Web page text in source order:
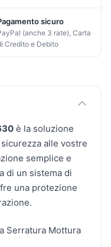
sicuro
(anche 3 rate), Carta
Credito e Debito
è la soluzione
alle vostre
semplice e
di un sistema di
una protezione
Serratura Mottura